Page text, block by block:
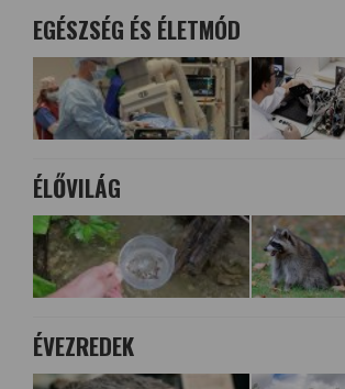
EGÉSZSÉG ÉS ÉLETMÓD
ÉLŐVILÁG
ÉVEZREDEK